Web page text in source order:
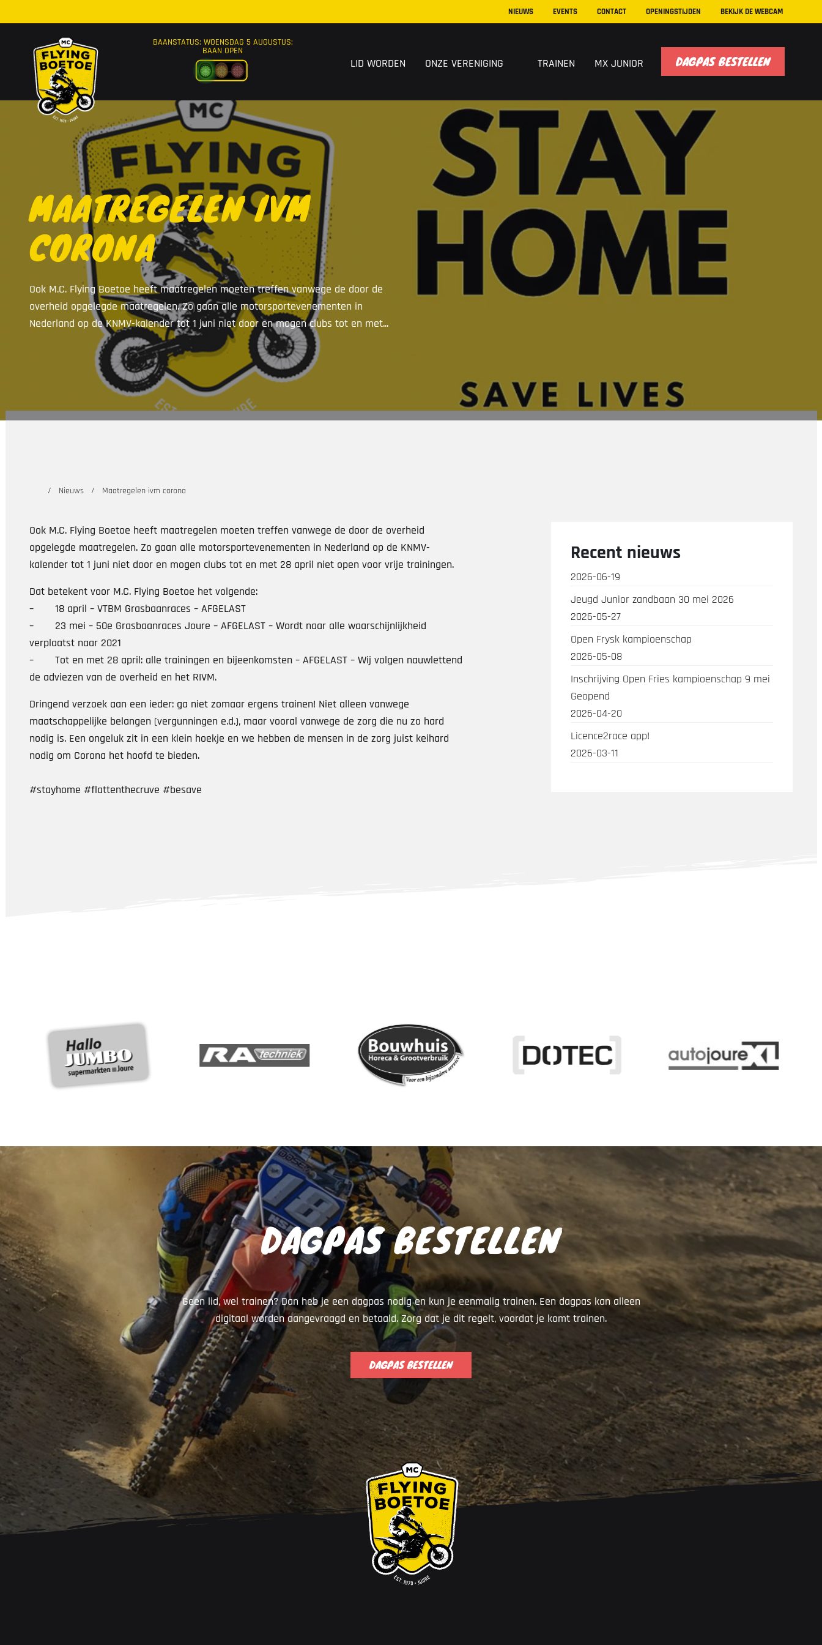
NIEUWS EVENTS CONTACT OPENINGSTIJDEN BEKIJK DE WEBCAM
BAANSTATUS: WOENSDAG 5 AUGUSTUS;
BAAN OPEN
LID WORDEN ONZE VERENIGING TRAINEN MX JUNIOR DAGPAS BESTELLEN
MAATREGELEN IVM
CORONA
Ook M.C. Flying Boetoe heeft maatregelen moeten treffen vanwege de door de
overheid opgelegde maatregelen. Zo gaan alle motorsportevenementen in
Nederland op de KNMV-kalender tot 1 juni niet door en mogen clubs tot en met...
Nieuws Maatregelen ivm corona
Ook M.C. Flying Boetoe heeft maatregelen moeten treffen vanwege de door de overheid
opgelegde maatregelen. Zo gaan alle motorsportevenementen in Nederland op de KNMV-
kalender tot 1 juni niet door en mogen clubs tot en met 28 april niet open voor vrije trainingen.
Dat betekent voor M.C. Flying Boetoe het volgende:
– 18 april – VTBM Grasbaanraces – AFGELAST
– 23 mei – 50e Grasbaanraces Joure – AFGELAST – Wordt naar alle waarschijnlijkheid
verplaatst naar 2021
– Tot en met 28 april: alle trainingen en bijeenkomsten – AFGELAST – Wij volgen nauwlettend
de adviezen van de overheid en het RIVM.
Dringend verzoek aan een ieder: ga niet zomaar ergens trainen! Niet alleen vanwege
maatschappelijke belangen (vergunningen e.d.), maar vooral vanwege de zorg die nu zo hard
nodig is. Een ongeluk zit in een klein hoekje en we hebben de mensen in de zorg juist keihard
nodig om Corona het hoofd te bieden.
#stayhome #flattenthecruve #besave
Recent nieuws
2026-06-19
Jeugd Junior zandbaan 30 mei 2026
2026-05-27
Open Frysk kampioenschap
2026-05-08
Inschrijving Open Fries kampioenschap 9 mei
Geopend
2026-04-20
Licence2race app!
2026-03-11
DAGPAS BESTELLEN
Geen lid, wel trainen? Dan heb je een dagpas nodig en kun je eenmalig trainen. Een dagpas kan alleen
digitaal worden aangevraagd en betaald. Zorg dat je dit regelt, voordat je komt trainen.
DAGPAS BESTELLEN